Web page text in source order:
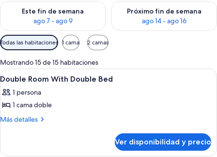
Este fin de semana
ago 7 - ago 9
Consulta la disponibilidad para este fin de semana ago 7 -
Próximo fin de semana
ago 14 - ago 16
Consulta la disponibilidad
Filtros
disponibles
para
las
habitaciones
Todas las habitaciones 1 cama 2 camas
Mostrando 15 de 15 habitaciones
Ver
todas
las
fotos
de
With
Ropa de cama de alta calidad,
5
Double Room With Double Bed
1 persona
1 cama doble
Más detalles
Más
Room
Ver disponibilidad y precio